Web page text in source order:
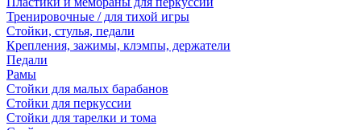
Тренировочные / для тихой игры
Стойки, стулья, педали
Крепления, зажимы, клэмпы, держатели
Педали
Рамы
Стойки для малых барабанов
Стойки для перкуссии
Стойки для тарелки и тома